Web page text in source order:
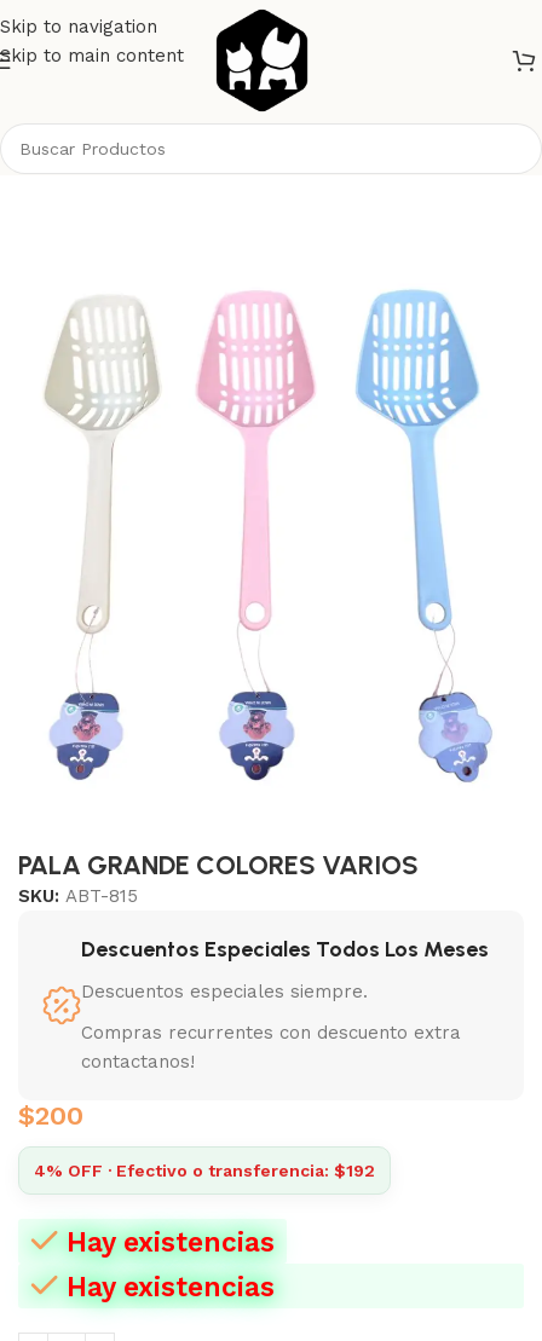
Skip to navigation
Skip to main content
PALA GRANDE COLORES VARIOS
SKU: ABT-815
Descuentos Especiales Todos Los Meses
Descuentos especiales siempre.
Compras recurrentes con descuento extra
contactanos!
$200
4% OFF · Efectivo o transferencia: $192
Hay existencias
Hay existencias